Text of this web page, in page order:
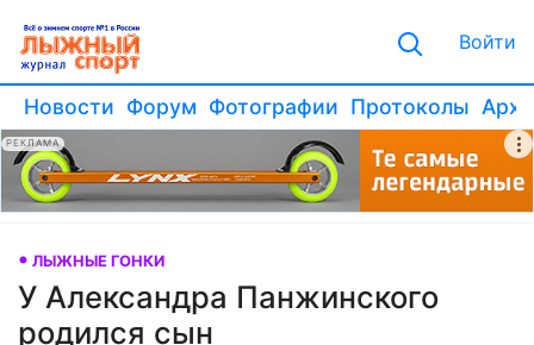
Войти
Новости Форум Фотографии Протоколы
РЕКЛАМА
ЛЫЖНЫЕ ГОНКИ
У Александра Панжинского
родился сын